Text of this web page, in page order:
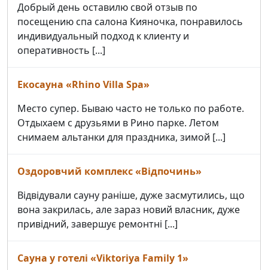
Добрый день оставилю свой отзыв по
посещению спа салона Кияночка, понравилось
индивидуальный подход к клиенту и
оперативность [...]
Екосауна «Rhino Villa Spa»
Место супер. Бываю часто не только по работе.
Отдыхаем с друзьями в Рино парке. Летом
снимаем альтанки для праздника, зимой [...]
Оздоровчий комплекс «Відпочинь»
Відвідували сауну раніше, дуже засмутились, що
вона закрилась, але зараз новий власник, дуже
привідний, завершує ремонтні [...]
Сауна у готелі «Viktoriya Family 1»